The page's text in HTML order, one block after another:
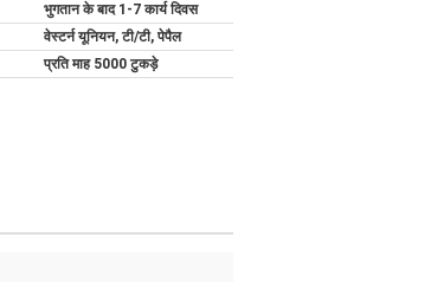
भुगतान के बाद 1-7 कार्य दिवस
वेस्टर्न यूनियन, टी/टी, पेपैल
प्रति माह 5000 टुकड़े